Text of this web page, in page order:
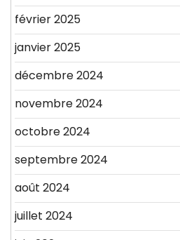
février 2025
janvier 2025
décembre 2024
novembre 2024
octobre 2024
septembre 2024
août 2024
juillet 2024